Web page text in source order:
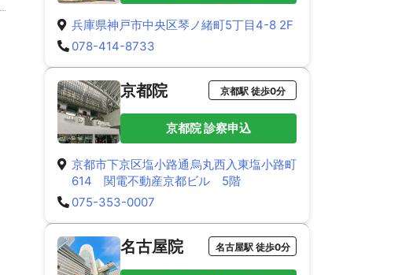
兵庫県神戸市中央区琴ノ緒町5丁目4-8 2F
078-414-8733
京都院 京都駅 徒歩0分
京都院 診察申込
京都市下京区塩小路通烏丸西入東塩小路町
614 関電不動産京都ビル 5階
075-353-0007
名古屋院 名古屋駅 徒歩0分